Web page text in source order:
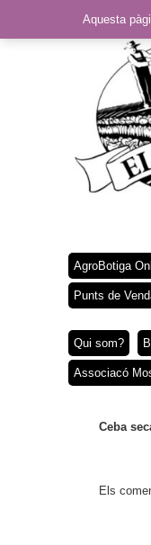
AgroBotiga
Punts de
Qui som?
Associacó
Ceba
Els
Aquesta